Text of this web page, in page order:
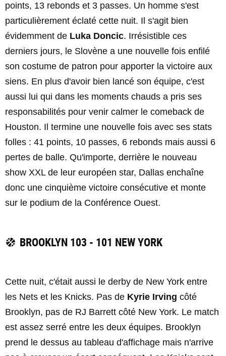
points, 13 rebonds et 3 passes. Un homme s'est
particulièrement éclaté cette nuit. Il s'agit bien
évidemment de Luka Doncic. Irrésistible ces
derniers jours, le Slovène a une nouvelle fois enfilé
son costume de patron pour apporter la victoire aux
siens. En plus d'avoir bien lancé son équipe, c'est
aussi lui qui dans les moments chauds a pris ses
responsabilités pour venir calmer le comeback de
Houston. Il termine une nouvelle fois avec ses stats
folles : 41 points, 10 passes, 6 rebonds mais aussi 6
pertes de balle. Qu'importe, derrière le nouveau
show XXL de leur européen star, Dallas enchaîne
donc une cinquième victoire consécutive et monte
sur le podium de la Conférence Ouest.
BROOKLYN 103 - 101 NEW YORK
Cette nuit, c'était aussi le derby de New York entre
les Nets et les Knicks. Pas de Kyrie Irving côté
Brooklyn, pas de RJ Barrett côté New York. Le match
est assez serré entre les deux équipes. Brooklyn
prend le dessus au tableau d'affichage mais n'arrive